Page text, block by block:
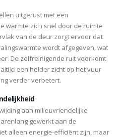
uitgerust met een
warmte zich snel door de ruimte
van de deur zorgt ervoor dat
wordt afgegeven, wat
De zelfreinigende ruit voorkomt
een helder zicht op het vuur
verder verbetert.
aan milieuvriendelijke
gewerkt aan de
alleen energie-efficiënt zijn, maar